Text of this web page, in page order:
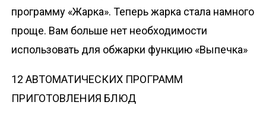
программу «Жарка». Теперь жарка стала намного
проще. Вам больше нет необходимости
использовать для обжарки функцию «Выпечка»
12 АВТОМАТИЧЕСКИХ ПРОГРАММ
ПРИГОТОВЛЕНИЯ БЛЮД